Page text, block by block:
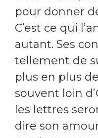
pour donner
C’est ce qui
autant. Ses
tellement de
plus en plus
souvent loin
les lettres
dire son